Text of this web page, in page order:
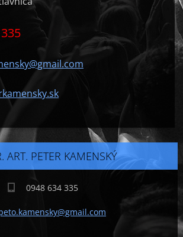
ART. PETER KAMENSKÝ
0948 634 335
ensky@gmail.com